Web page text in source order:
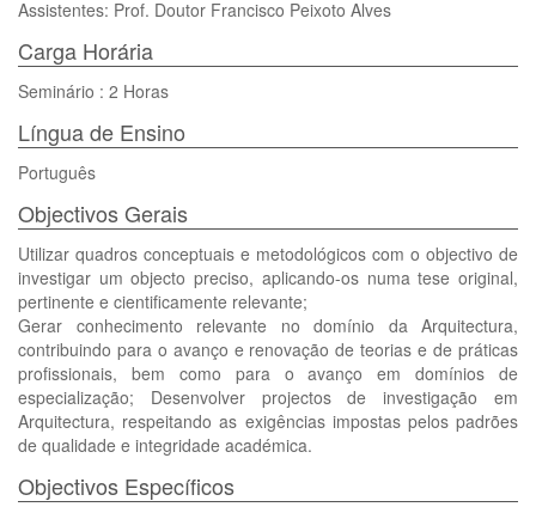
Assistentes: Prof. Doutor Francisco Peixoto Alves
Carga Horária
Seminário : 2 Horas
Língua de Ensino
Português
Objectivos Gerais
Utilizar quadros conceptuais e metodológicos com o objectivo de
investigar um objecto preciso, aplicando-os numa tese original,
pertinente e cientificamente relevante;
Gerar conhecimento relevante no domínio da Arquitectura,
contribuindo para o avanço e renovação de teorias e de práticas
profissionais, bem como para o avanço em domínios de
especialização; Desenvolver projectos de investigação em
Arquitectura, respeitando as exigências impostas pelos padrões
de qualidade e integridade académica.
Objectivos Específicos